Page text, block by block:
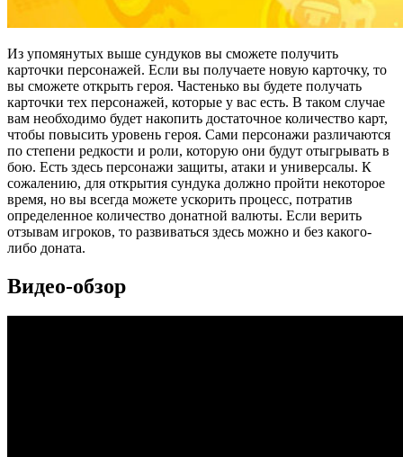
Из упомянутых выше сундуков вы сможете получить
карточки персонажей. Если вы получаете новую карточку, то
вы сможете открыть героя. Частенько вы будете получать
карточки тех персонажей, которые у вас есть. В таком случае
вам необходимо будет накопить достаточное количество карт,
чтобы повысить уровень героя. Сами персонажи различаются
по степени редкости и роли, которую они будут отыгрывать в
бою. Есть здесь персонажи защиты, атаки и универсалы. К
сожалению, для открытия сундука должно пройти некоторое
время, но вы всегда можете ускорить процесс, потратив
определенное количество донатной валюты. Если верить
отзывам игроков, то развиваться здесь можно и без какого-
либо доната.
Видео-обзор